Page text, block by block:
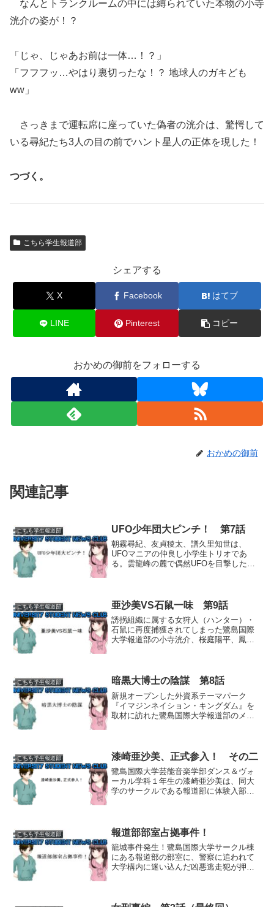
なんとトランクルームの中には縛られていた本物の小寺
洸介の姿が！？
「じゃ、じゃあお前は一体…！？」
「フフフッ…やはり裏切ったな！？ 地球人のガキども
ww」
さっきまで運転席に座っていた偽者の洸介は、驚愕して
いる尋紀たち3人の目の前でハント星人の正体を現した！
つづく。
こちら学生報道部
シェアする
X Facebook はてブ
LINE Pinterest コピー
おかめの御前をフォローする
おかめの御前
関連記事
こちら学生報道部 UFO少年団大ピンチ！ 第7話
朝霧尋紀、友貞稜太、譜久里知世は、
UFOマニアの仲良し小学生トリオであ
る。雲龍峰の麓で偶然UFOを目撃した彼
望みをかけて鷺島国際大学...
こちら学生報道部 亜沙美VS石鼠一味 第9話
誘拐組織に属する女狩人（ハンター）・
石鼠に再度捕獲されてしまった鷺島国際
大学報道部の小寺洸介、桜庭陽平、鳳凰
宇宙の大いなる正義の使...
こちら学生報道部 暗黒大博士の陰謀 第8話
新規オープンした外資系テーマパーク
『イマジンネイション・キングダム』を
取材に訪れた鷺島国際大学報道部のメン
の取材に同行していた鳳凰院...
こちら学生報道部 漆崎亜沙美、正式参入！ その二
鷺島国際大学芸能音楽学部ダンス＆ヴォ
ーカル学科１年生の漆崎亜沙美は、同大
学のサークルである報道部に体験入部す
しい小屋を発見！「どう...
こちら学生報道部 報道部部室占拠事件！
籠城事件発生！鷺島国際大学サークル棟
にある報道部の部室に、警察に追われて
大学構内に迷い込んだ凶悪逃走犯が押し